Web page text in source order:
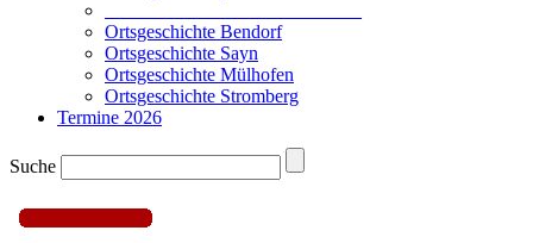
Ortsgeschichte Bendorf
Ortsgeschichte Sayn
Ortsgeschichte Mülhofen
Ortsgeschichte Stromberg
Termine 2026
Suche